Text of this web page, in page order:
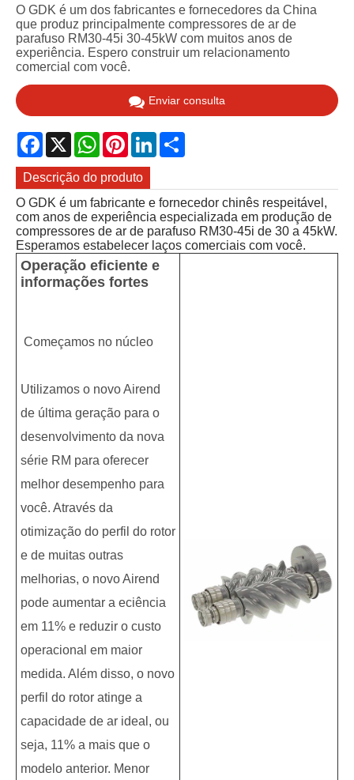
O GDK é um dos fabricantes e fornecedores da China
que produz principalmente compressores de ar de
parafuso RM30-45i 30-45kW com muitos anos de
experiência. Espero construir um relacionamento
comercial com você.
Enviar consulta
Facebook
X WhatsApp
PinterestLinkedIn
Descrição do produto
O GDK é um fabricante e fornecedor chinês respeitável,
com anos de experiência especializada em produção de
compressores de ar de parafuso RM30-45i de 30 a 45kW.
Esperamos estabelecer laços comerciais com você.
Operação eficiente e
informações fortes
Começamos no núcleo
Utilizamos o novo Airend
de última geração para o
desenvolvimento da nova
série RM para oferecer
melhor desempenho para
você. Através da
otimização do perfil do rotor
e de muitas outras
melhorias, o novo Airend
pode aumentar a eciência
em 11% e reduzir o custo
operacional em maior
medida. Além disso, o novo
perfil do rotor atinge a
capacidade de ar ideal, ou
seja, 11% a mais que o
modelo anterior. Menor